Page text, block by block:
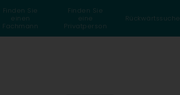
Finden Sie
einen
Fachmann
Finden Sie
eine
Privatperson
Rückwärtssuche